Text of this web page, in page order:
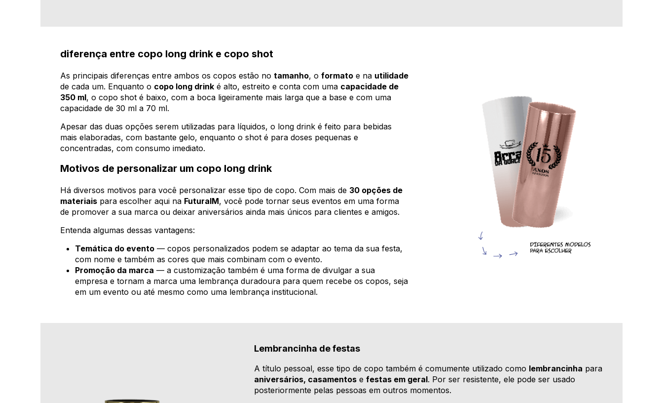
diferença entre copo long drink e copo shot
As principais diferenças entre ambos os copos estão no tamanho, o formato e na utilidade
de cada um. Enquanto o copo long drink é alto, estreito e conta com uma capacidade de
350 ml, o copo shot é baixo, com a boca ligeiramente mais larga que a base e com uma
capacidade de 30 ml a 70 ml.
Apesar das duas opções serem utilizadas para líquidos, o long drink é feito para bebidas
mais elaboradas, com bastante gelo, enquanto o shot é para doses pequenas e
concentradas, com consumo imediato.
Motivos de personalizar um copo long drink
Há diversos motivos para você personalizar esse tipo de copo. Com mais de 30 opções de
materiais para escolher aqui na FuturaIM, você pode tornar seus eventos em uma forma
de promover a sua marca ou deixar aniversários ainda mais únicos para clientes e amigos.
Entenda algumas dessas vantagens:
Temática do evento — copos personalizados podem se adaptar ao tema da sua festa,
com nome e também as cores que mais combinam com o evento.
Promoção da marca — a customização também é uma forma de divulgar a sua
empresa e tornam a marca uma lembrança duradoura para quem recebe os copos, seja
em um evento ou até mesmo como uma lembrança institucional.
Lembrancinha de festas
A título pessoal, esse tipo de copo também é comumente utilizado como lembrancinha para
aniversários, casamentos efestas em geral. Por ser resistente, ele pode ser usado
posteriormente pelas pessoas em outros momentos.